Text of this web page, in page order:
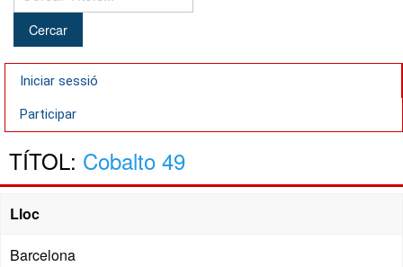
Títols...
Iniciar sessió
Participar
TÍTOL: Cobalto 49
Lloc
Barcelona